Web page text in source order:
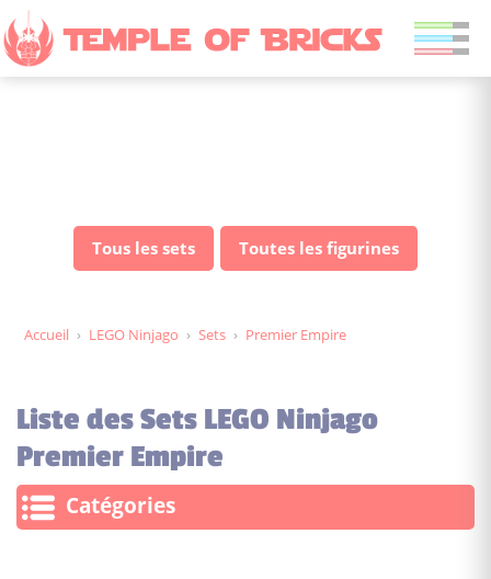
Tous les sets Toutes les figurines
Accueil › LEGO Ninjago › Sets › Premier Empire
Liste des Sets LEGO Ninjago
Premier Empire
Catégories